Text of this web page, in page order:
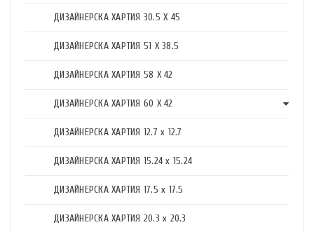
ДИЗАЙНЕРСКА ХАРТИЯ 30.5 X 45
ДИЗАЙНЕРСКА ХАРТИЯ 51 X 38.5
ДИЗАЙНЕРСКА ХАРТИЯ 58 X 42
ДИЗАЙНЕРСКА ХАРТИЯ 60 X 42
ДИЗАЙНЕРСКА ХАРТИЯ 12.7 x 12.7
ДИЗАЙНЕРСКА ХАРТИЯ 15.24 x 15.24
ДИЗАЙНЕРСКА ХАРТИЯ 17.5 х 17.5
ДИЗАЙНЕРСКА ХАРТИЯ 20.3 х 20.3